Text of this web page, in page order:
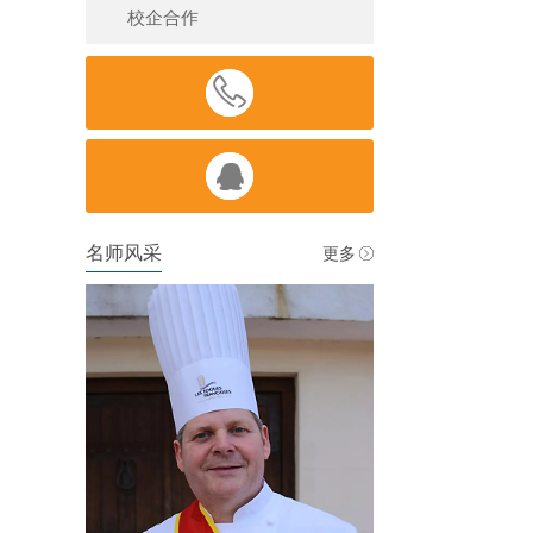
校企合作


名师风采 更多